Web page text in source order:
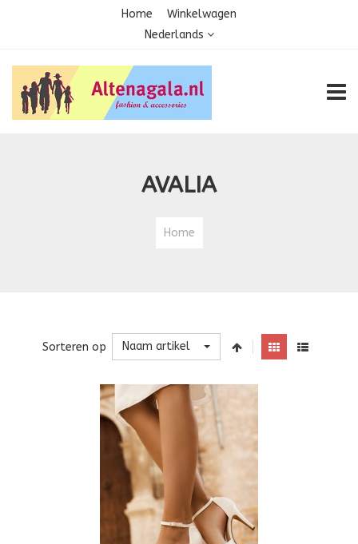
Home
Winkelwagen
Nederlands
AVALIA
Home
Sorteren op Naam artikel